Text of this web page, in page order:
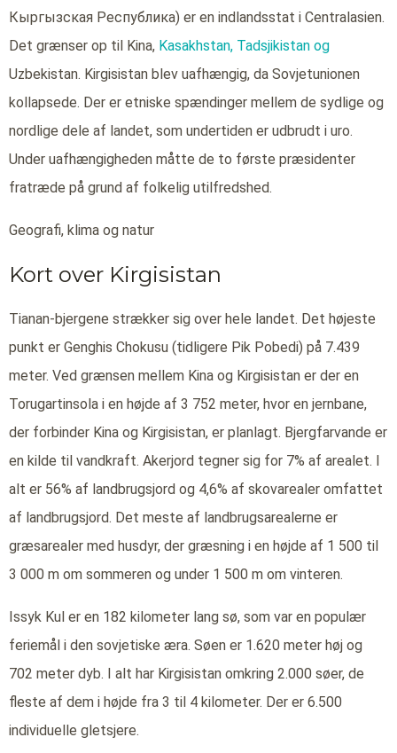
Кыргызская Республика) er en indlandsstat i Centralasien.
Det grænser op til Kina, Kasakhstan, Tadsjikistan og
Uzbekistan. Kirgisistan blev uafhængig, da Sovjetunionen
kollapsede. Der er etniske spændinger mellem de sydlige og
nordlige dele af landet, som undertiden er udbrudt i uro.
Under uafhængigheden måtte de to første præsidenter
fratræde på grund af folkelig utilfredshed.
Geografi, klima og natur
Kort over Kirgisistan
Tianan-bjergene strækker sig over hele landet. Det højeste
punkt er Genghis Chokusu (tidligere Pik Pobedi) på 7.439
meter. Ved grænsen mellem Kina og Kirgisistan er der en
Torugartinsola i en højde af 3 752 meter, hvor en jernbane,
der forbinder Kina og Kirgisistan, er planlagt. Bjergfarvande er
en kilde til vandkraft. Akerjord tegner sig for 7% af arealet. I
alt er 56% af landbrugsjord og 4,6% af skovarealer omfattet
af landbrugsjord. Det meste af landbrugsarealerne er
græsarealer med husdyr, der græsning i en højde af 1 500 til
3 000 m om sommeren og under 1 500 m om vinteren.
Issyk Kul er en 182 kilometer lang sø, som var en populær
feriemål i den sovjetiske æra. Søen er 1.620 meter høj og
702 meter dyb. I alt har Kirgisistan omkring 2.000 søer, de
fleste af dem i højde fra 3 til 4 kilometer. Der er 6.500
individuelle gletsjere.